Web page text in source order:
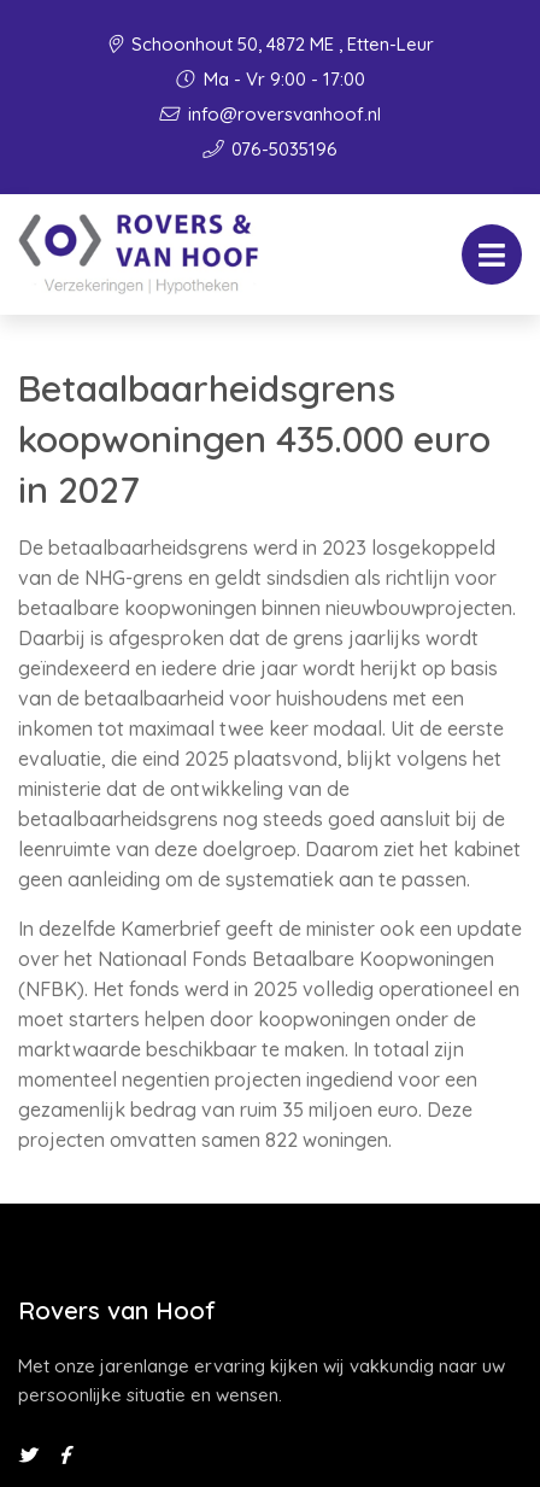
Schoonhout 50, 4872 ME , Etten-Leur
Ma - Vr 9:00 - 17:00
info@roversvanhoof.nl
076-5035196
Betaalbaarheidsgrens
koopwoningen 435.000 euro
in 2027
De betaalbaarheidsgrens werd in 2023 losgekoppeld
van de NHG-grens en geldt sindsdien als richtlijn voor
betaalbare koopwoningen binnen nieuwbouwprojecten.
Daarbij is afgesproken dat de grens jaarlijks wordt
geïndexeerd en iedere drie jaar wordt herijkt op basis
van de betaalbaarheid voor huishoudens met een
inkomen tot maximaal twee keer modaal. Uit de eerste
evaluatie, die eind 2025 plaatsvond, blijkt volgens het
ministerie dat de ontwikkeling van de
betaalbaarheidsgrens nog steeds goed aansluit bij de
leenruimte van deze doelgroep. Daarom ziet het kabinet
geen aanleiding om de systematiek aan te passen.
In dezelfde Kamerbrief geeft de minister ook een update
over het Nationaal Fonds Betaalbare Koopwoningen
(NFBK). Het fonds werd in 2025 volledig operationeel en
moet starters helpen door koopwoningen onder de
marktwaarde beschikbaar te maken. In totaal zijn
momenteel negentien projecten ingediend voor een
gezamenlijk bedrag van ruim 35 miljoen euro. Deze
projecten omvatten samen 822 woningen.
Rovers van Hoof
Met onze jarenlange ervaring kijken wij vakkundig naar uw
persoonlijke situatie en wensen.